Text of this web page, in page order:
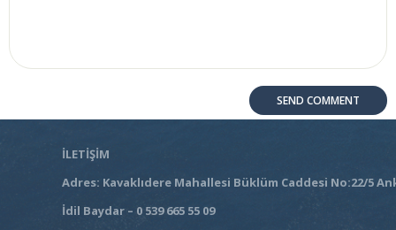
İLETİŞİM
Adres: Kavaklıdere Mahallesi Büklüm Caddesi No:22/5
İdil Baydar – 0 539 665 55 09